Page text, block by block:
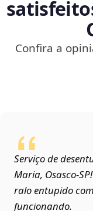
Confira a
Serviço de
Maria,
ralo entupido
funcionando.